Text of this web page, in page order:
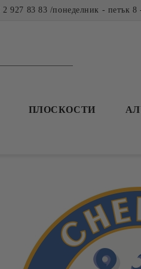
2 927 83 83 /понеделник - петък 8
ПЛОСКОСТИ